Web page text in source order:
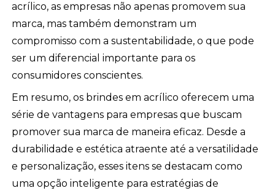
acrílico, as empresas não apenas promovem sua
marca, mas também demonstram um
compromisso com a sustentabilidade, o que pode
ser um diferencial importante para os
consumidores conscientes.
Em resumo, os brindes em acrílico oferecem uma
série de vantagens para empresas que buscam
promover sua marca de maneira eficaz. Desde a
durabilidade e estética atraente até a versatilidade
e personalização, esses itens se destacam como
uma opção inteligente para estratégias de